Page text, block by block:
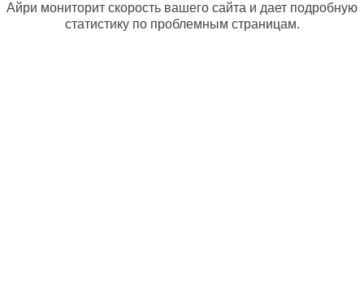
Айри мониторит скорость вашего сайта и дает подробную
статистику по проблемным страницам.